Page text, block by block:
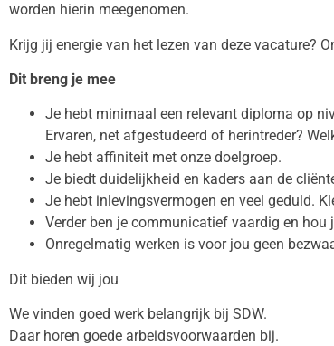
worden hierin meegenomen.
Krijg jij energie van het lezen van deze vacature?
Dit breng je mee
Je hebt minimaal een relevant diploma op
Ervaren, net afgestudeerd of herintreder?
Je hebt affiniteit met onze doelgroep.
Je biedt duidelijkheid en kaders aan de
Je hebt inlevingsvermogen en veel geduld.
Verder ben je communicatief vaardig en hou
Onregelmatig werken is voor jou geen
Dit bieden wij jou
We vinden goed werk belangrijk bij SDW.
Daar horen goede arbeidsvoorwaarden bij.